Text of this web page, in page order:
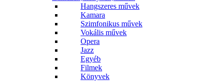
Hangszeres művek
Kamara
Szimfonikus művek
Vokális művek
Opera
Jazz
Egyéb
Filmek
Könyvek